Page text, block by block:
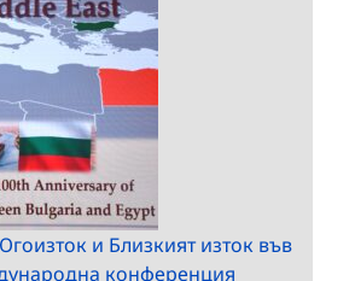
и Близкият изток във
конференция